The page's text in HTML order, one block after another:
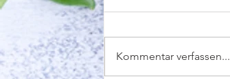
Kommentar verfassen...